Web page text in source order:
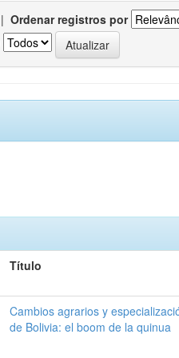
| Ordenar registros por
Título
Cambios agrarios y
de Bolivia: el boom de la quinua